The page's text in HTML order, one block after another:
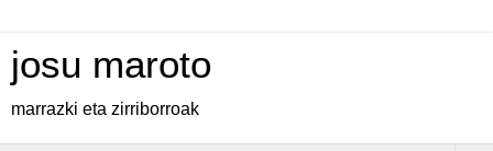
josu maroto
marrazki eta zirriborroak